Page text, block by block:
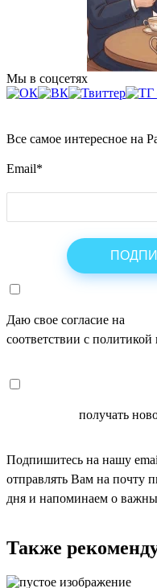
Мы в соцсетях
Все самое интересное на
Email*
Даю свое согласие на
соответствии с
получать
Подпишитесь на нашу
отправлять Вам на почту
дня и напоминаем о
Также